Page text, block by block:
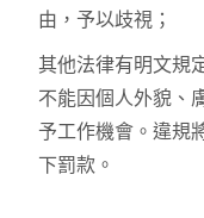
由，予以歧視；
其他法律有明文規
不能因個人外貌、
予工作機會。違規
下罰款。